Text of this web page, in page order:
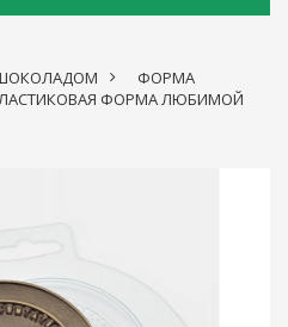
>
ФОРМА
ФОРМА ЛЮБИМОЙ